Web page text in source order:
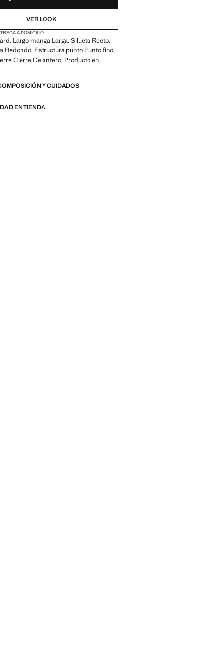
VER LOOK
A DOMICILIO
Largo manga Larga. Silueta Recto.
Redondo. Estructura punto Punto fino.
Cierre Delantero. Producto en
Y CUIDADOS
EN TIENDA